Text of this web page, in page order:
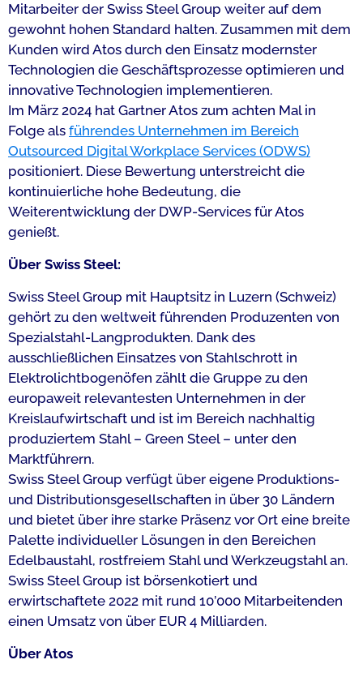
Mitarbeiter der Swiss Steel Group weiter auf dem
gewohnt hohen Standard halten. Zusammen mit dem
Kunden wird Atos durch den Einsatz modernster
Technologien die Geschäftsprozesse optimieren und
innovative Technologien implementieren.
Im März 2024 hat Gartner Atos zum achten Mal in
Folge als führendes Unternehmen im Bereich
Outsourced Digital Workplace Services (ODWS)
positioniert. Diese Bewertung unterstreicht die
kontinuierliche hohe Bedeutung, die
Weiterentwicklung der DWP-Services für Atos
genießt.
Über Swiss Steel:
Swiss Steel Group mit Hauptsitz in Luzern (Schweiz)
gehört zu den weltweit führenden Produzenten von
Spezialstahl-Langprodukten. Dank des
ausschließlichen Einsatzes von Stahlschrott in
Elektrolichtbogenöfen zählt die Gruppe zu den
europaweit relevantesten Unternehmen in der
Kreislaufwirtschaft und ist im Bereich nachhaltig
produziertem Stahl – Green Steel – unter den
Marktführern.
Swiss Steel Group verfügt über eigene Produktions-
und Distributionsgesellschaften in über 30 Ländern
und bietet über ihre starke Präsenz vor Ort eine breite
Palette individueller Lösungen in den Bereichen
Edelbaustahl, rostfreiem Stahl und Werkzeugstahl an.
Swiss Steel Group ist börsenkotiert und
erwirtschaftete 2022 mit rund 10’000 Mitarbeitenden
einen Umsatz von über EUR 4 Milliarden.
Über Atos